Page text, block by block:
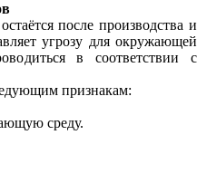
после производства и
угрозу для окружающей
в соответствии с
признакам:
среду.